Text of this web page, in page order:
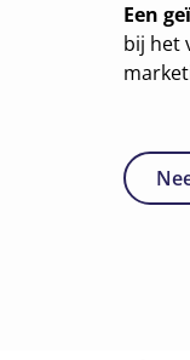
Een
bij het